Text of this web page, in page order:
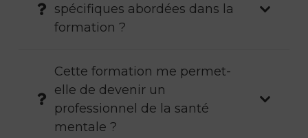
spécifiques abordées dans la
formation ?
Cette formation me permet-
elle de devenir un
professionnel de la santé
mentale ?